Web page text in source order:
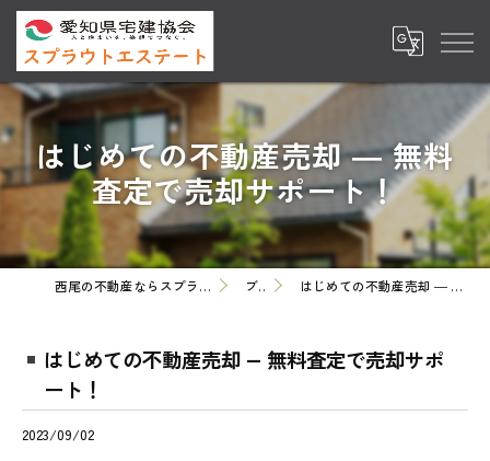
はじめての不動産売却 ― 無料
査定で売却サポート！
西尾の不動産ならスプラウトエステート株式会社 ブログ はじめての不動産売却 ― 無料査定で売却サポート！
はじめての不動産売却 ― 無料査定で売却サポ
ート！
2023/09/02